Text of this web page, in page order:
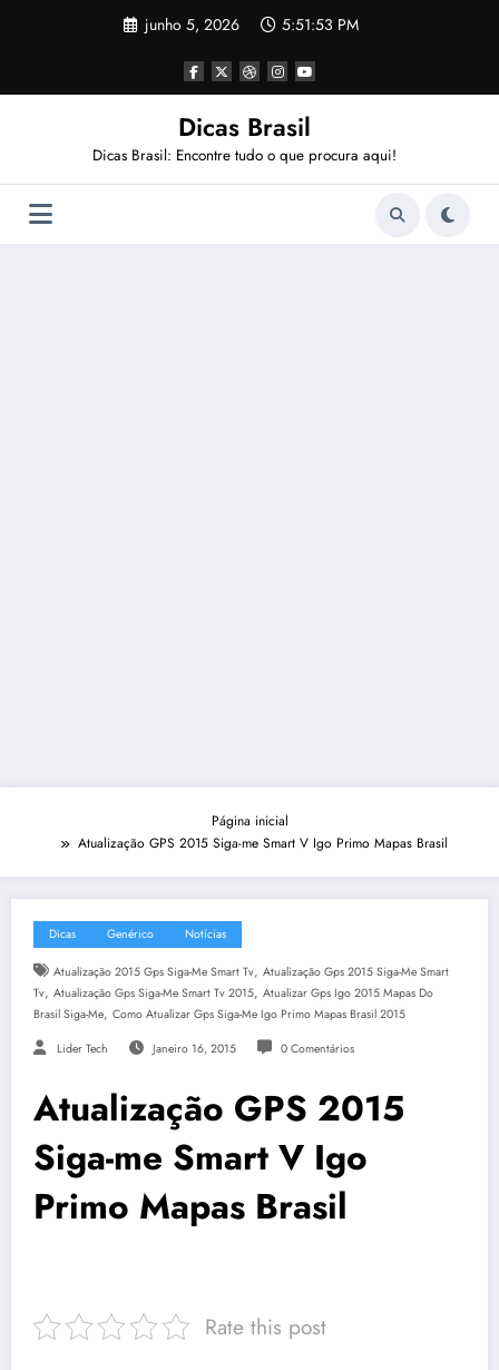
junho 5, 2026 5:51:53 PM
Dicas Brasil
Dicas Brasil: Encontre tudo o que procura aqui!
Página inicial
Atualização GPS 2015 Siga-me Smart V Igo Primo Mapas Brasil
Dicas Genérico Notícias
Atualização 2015 Gps Siga-Me Smart Tv, Atualização Gps 2015 Siga-Me Smart
Tv, Atualização Gps Siga-Me Smart Tv 2015, Atualizar Gps Igo 2015 Mapas Do
Brasil Siga-Me, Como Atualizar Gps Siga-Me Igo Primo Mapas Brasil 2015
Lider Tech Janeiro 16, 2015 0 Comentários
Atualização GPS 2015
Siga-me Smart V Igo
Primo Mapas Brasil
Rate this post